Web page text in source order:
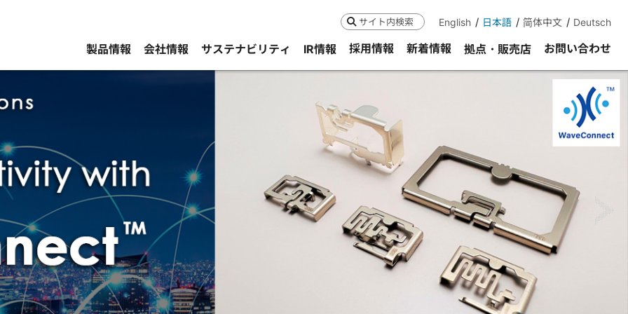
検索 English 日本語 简体中文 Deutsch
製品情報 会社情報 サステナビリティ IR情報 採用情報 新着情報 拠点・販売店 お問い合わせ